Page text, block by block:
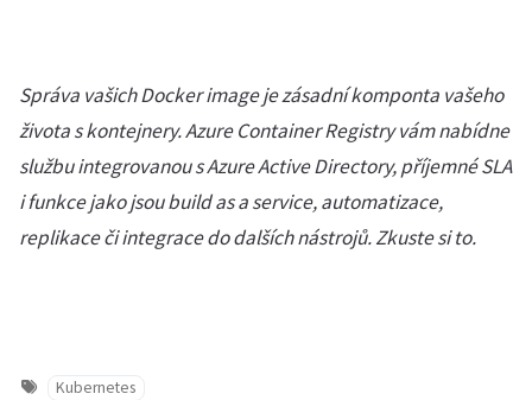
Správa vašich Docker image je zásadní komponta vašeho
života s kontejnery. Azure Container Registry vám nabídne
službu integrovanou s Azure Active Directory, příjemné SLA
i funkce jako jsou build as a service, automatizace,
replikace či integrace do dalších nástrojů. Zkuste si to.
Kubernetes